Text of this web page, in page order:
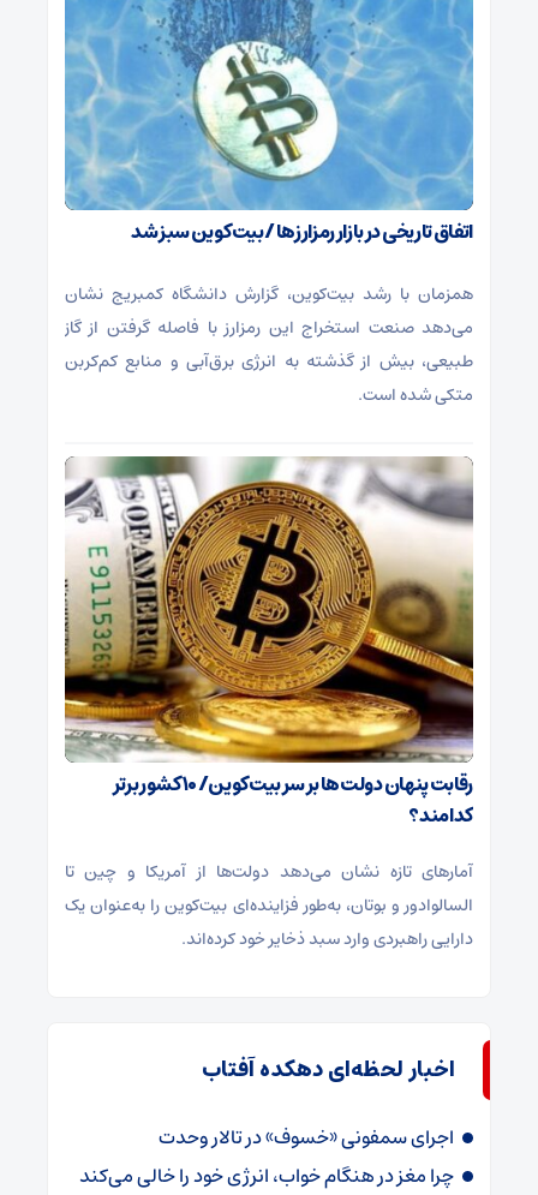
اتفاق تاریخی در بازار رمزارزها / بیت‌کوین سبز شد
همزمان با رشد بیت‌کوین، گزارش دانشگاه کمبریج نشان
می‌دهد صنعت استخراج این رمزارز با فاصله گرفتن از گاز
طبیعی، بیش از گذشته به انرژی برق‌آبی و منابع کم‌کربن
متکی شده است.
رقابت پنهان دولت‌ها بر سر بیت‌کوین/ ۱۰ کشور برتر
کدامند؟
آمارهای تازه نشان می‌دهد دولت‌ها از آمریکا و چین تا
السالوادور و بوتان، به‌طور فزاینده‌ای بیت‌کوین را به‌عنوان یک
دارایی راهبردی وارد سبد ذخایر خود کرده‌اند.
اخبار لحظه‌ای دهکده آفتاب
اجرای سمفونی «خسوف» در تالار وحدت
چرا مغز در هنگام خواب، انرژی خود را خالی می‌کند